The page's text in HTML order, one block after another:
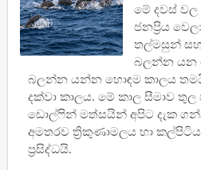
මේ දවස්
ජනප්‍රිය
තල්මසුන්
බලන්න යන
බලන්න යන්න හොඳම කාලය
දක්වා කාලය. මේ කාල සීමාව
ඩොල්ෆින් මත්සයින් අපිට දැක
අමතරව ත්‍රිකුණාමලය හා
ප්‍රසිද්ධයි.